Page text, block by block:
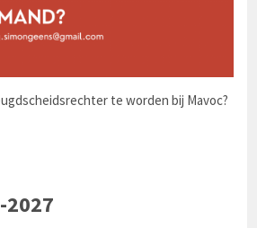
te worden bij Mavoc?
2027